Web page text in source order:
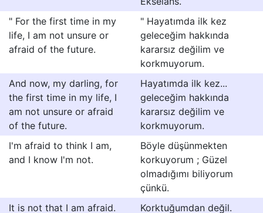
" For the first time in my
life, I am not unsure or
afraid of the future.
" Hayatımda ilk kez
geleceğim hakkında
kararsız değilim ve
korkmuyorum.
And now, my darling, for
the first time in my life, I
am not unsure or afraid
of the future.
Hayatımda ilk kez...
geleceğim hakkında
kararsız değilim ve
korkmuyorum.
I'm afraid to think I am,
and I know I'm not.
Böyle düşünmekten
korkuyorum ; Güzel
olmadığımı biliyorum
çünkü.
It is not that I am afraid.
Korktuğumdan değil.